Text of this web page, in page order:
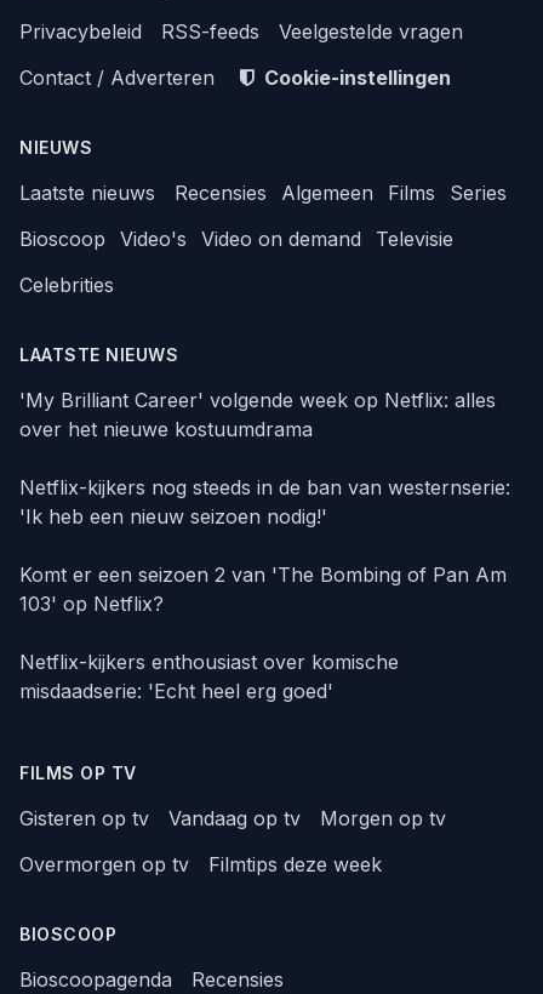
Privacybeleid
RSS-feeds
Veelgestelde vragen
Contact / Adverteren
Cookie-instellingen
NIEUWS
Laatste nieuws Recensies Algemeen Films
Series
Bioscoop
Video's Video on demand
Televisie
Celebrities
LAATSTE NIEUWS
'My Brilliant Career' volgende week op Netflix: alles
over het nieuwe kostuumdrama
Netflix-kijkers nog steeds in de ban van westernserie:
'Ik heb een nieuw seizoen nodig!'
Komt er een seizoen 2 van 'The Bombing of Pan Am
103' op Netflix?
Netflix-kijkers enthousiast over komische
misdaadserie: 'Echt heel erg goed'
FILMS OP TV
Gisteren op tv Vandaag op tv
Morgen op tv
Overmorgen op tv
Filmtips deze week
BIOSCOOP
Bioscoopagenda
Recensies